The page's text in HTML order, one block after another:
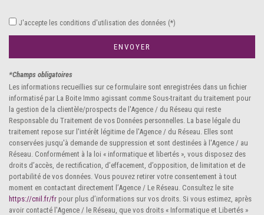
Collège
École primaire
Lycée
Bibliothèque
Bureau de poste
Mairie
statistiques
J'accepte les conditions d'utilisation des données (*)
ENVOYER
*Champs obligatoires
Les informations recueillies sur ce formulaire sont enregistrées dans un fichier
informatisé par La Boite Immo agissant comme Sous-traitant du traitement pour
la gestion de la clientèle/prospects de l'Agence / du Réseau qui reste
Responsable du Traitement de vos Données personnelles. La base légale du
traitement repose sur l'intérêt légitime de l'Agence / du Réseau. Elles sont
conservées jusqu'à demande de suppression et sont destinées à l'Agence / au
Réseau. Conformément à la loi « informatique et libertés », vous disposez des
droits d’accès, de rectification, d’effacement, d’opposition, de limitation et de
portabilité de vos données. Vous pouvez retirer votre consentement à tout
moment en contactant directement l’Agence / Le Réseau. Consultez le site
https://cnil.fr/fr pour plus d’informations sur vos droits. Si vous estimez, après
avoir contacté l'Agence / le Réseau, que vos droits « Informatique et Libertés »